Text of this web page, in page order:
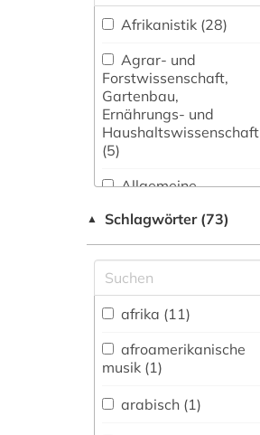
Afrikanistik (28)
Agrar- und
Forstwissenschaft,
Gartenbau,
Ernährungs- und
Haushaltswissenschaft
(5)
Allgemeine
fachübergreifende
Datenbanken (12)
Allgemeine und
und
Literaturwissenschaft.
Außereuropäische
▲ Schlagwörter (73)
afrika (11)
afroamerikanische
musik (1)
arabisch (1)